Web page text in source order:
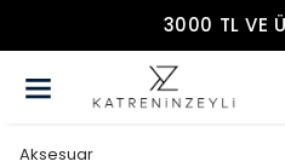
3000 TL VE ÜZERİ
Aksesuar